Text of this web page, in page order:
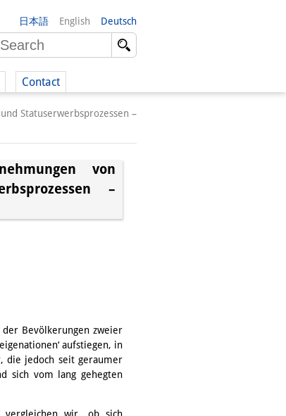
日本語 English Deutsch
Contact
Statuserwerbsprozessen –
von
–
Bevölkerungen zweier
aufstiegen, in
die jedoch seit geraumer
sich vom lang gehegten
vergleichen wir, ob sich